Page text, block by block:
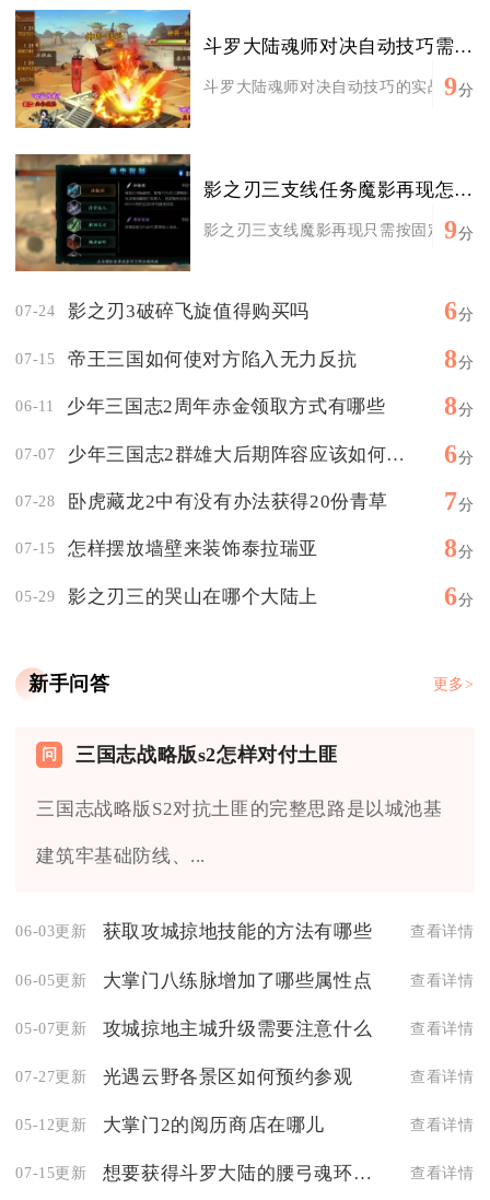
斗罗大陆魂师对决自动技巧需要进行哪些实战练习
斗罗大陆魂师对决自动技巧的实战练习
9分
影之刃三支线任务魔影再现怎么完成
影之刃三支线魔影再现只需按固定顺序
9分
07-24 影之刃3破碎飞旋值得购买吗 6分
07-15 帝王三国如何使对方陷入无力反抗 8分
06-11 少年三国志2周年赤金领取方式有哪些 8分
07-07 少年三国志2群雄大后期阵容应该如何升级 6分
07-28 卧虎藏龙2中有没有办法获得20份青草 7分
07-15 怎样摆放墙壁来装饰泰拉瑞亚 8分
05-29 影之刃三的哭山在哪个大陆上 6分
新手问答 更多>
三国志战略版s2怎样对付土匪
三国志战略版S2对抗土匪的完整思路是以城池基
建筑牢基础防线、...
06-03更新 获取攻城掠地技能的方法有哪些 查看详情
06-05更新 大掌门八练脉增加了哪些属性点 查看详情
05-07更新 攻城掠地主城升级需要注意什么 查看详情
07-27更新 光遇云野各景区如何预约参观 查看详情
05-12更新 大掌门2的阅历商店在哪儿 查看详情
07-15更新 想要获得斗罗大陆的腰弓魂环有什么方法吗 查看详情